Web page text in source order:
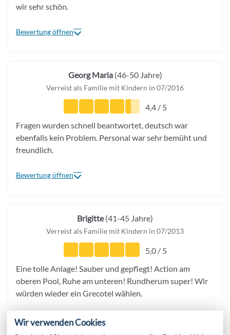
wir sehr schön.
Bewertung öffnen
Georg Maria(46-50 Jahre)
Verreist als Familie mit Kindern in 07/2016
4,4 / 5
Fragen wurden schnell beantwortet, deutsch war
ebenfalls kein Problem. Personal war sehr bemüht und
freundlich.
Bewertung öffnen
Brigitte(41-45 Jahre)
Verreist als Familie mit Kindern in 07/2013
5,0 / 5
Eine tolle Anlage! Sauber und gepflegt! Action am
oberen Pool, Ruhe am unteren! Rundherum super! Wir
würden wieder ein Grecotel wählen.
Bewertung öffnen
Wir verwenden Cookies